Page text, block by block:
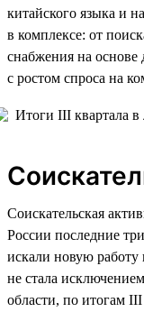
китайского языка и
в комплексе: от
снабжения на
с ростом спроса на
Соискательская
России последние
искали новую
не стала
области, по итогам